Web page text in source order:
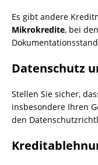
Es gibt andere
Mikrokredite, bei
Datenschutz
Stellen Sie sicher,
insbesondere Ihren
den